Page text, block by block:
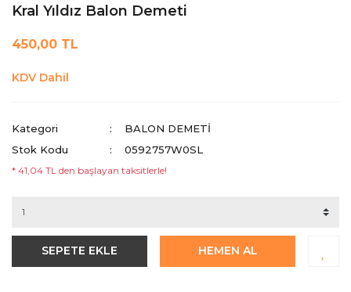
Kral Yıldız Balon Demeti
450,00 TL
KDV Dahil
Kategori
BALON DEMETİ
Stok Kodu
0592757W0SL
* 41,04 TL den başlayan taksitlerle!
SEPETE EKLE HEMEN AL